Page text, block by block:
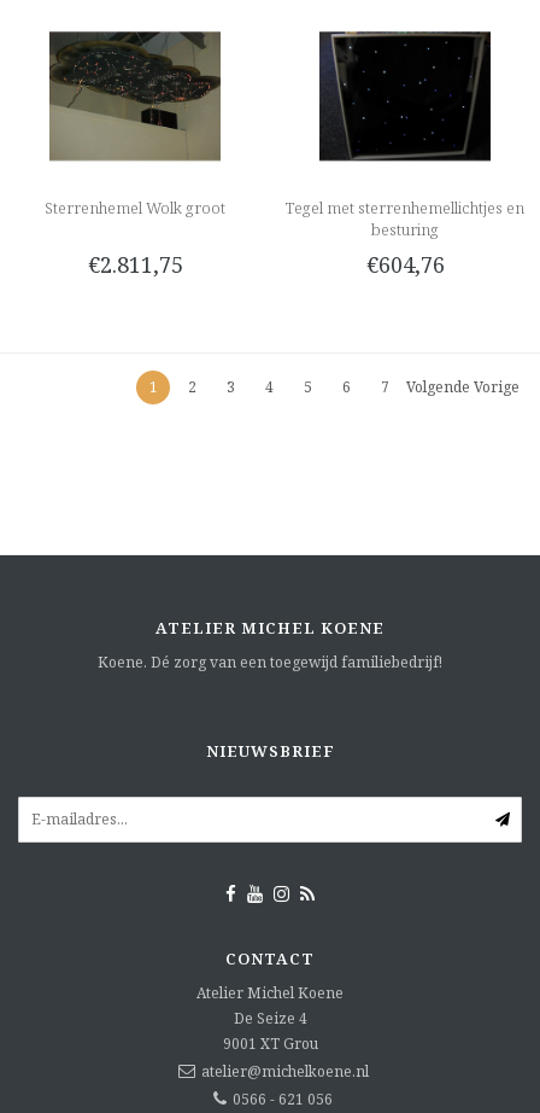
Sterrenhemel Wolk groot
€2.811,75
Tegel met sterrenhemellichtjes en
besturing
€604,76
1 2 3 4 5 6 7 Volgende Vorige
ATELIER MICHEL KOENE
Koene. Dé zorg van een toegewijd familiebedrijf!
NIEUWSBRIEF
CONTACT
Atelier Michel Koene
De Seize 4
9001 XT Grou
atelier@michelkoene.nl
0566 - 621 056